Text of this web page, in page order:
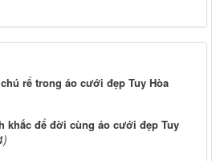
rể trong áo cưới đẹp Tuy Hòa
khắc để đời cùng áo cưới đẹp Tuy